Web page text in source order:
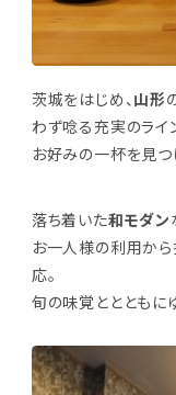
茨城をはじめ、山形
わず唸る充実のライ
お好みの一杯を見つ
落ち着いた和モダン
お一人様の利用から
応。
旬の味覚ととともに